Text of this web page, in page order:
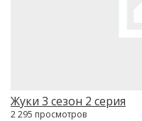
Жуки 3 сезон 2 серия
2 295 просмотров